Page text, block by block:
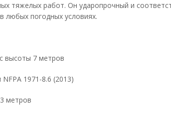
тяжелых работ. Он ударопрочный и
любых погодных условиях.
высоты 7 метров
1971-8.6 (2013)
метров